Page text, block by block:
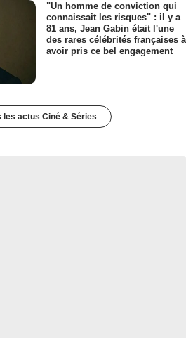
"Un homme de conviction qui
connaissait les risques" : il y a
81 ans, Jean Gabin était l'une
des rares célébrités françaises à
avoir pris ce bel engagement
les actus Ciné & Séries